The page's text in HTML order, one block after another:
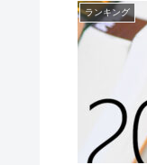
ランキング